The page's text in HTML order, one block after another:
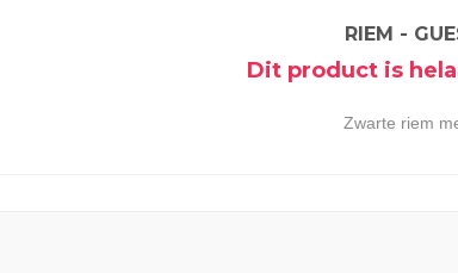
RIEM -
Dit product is
Zwarte riem